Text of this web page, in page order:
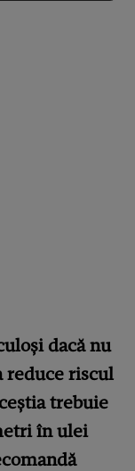
dacă nu
reduce riscul
trebuie
în ulei